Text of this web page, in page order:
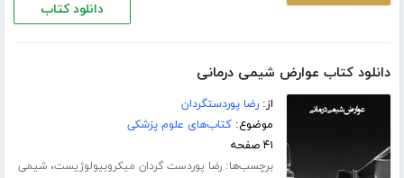
دانلود کتاب
دانلود کتاب عوارض شیمی درمانی
از:رضا پوردستگردان
موضوع:کتاب‌های علوم پزشکی
۴۱ صفحه
برچسب‌ها:رضا پوردست گردان میکروبیولوژیست،شیمی